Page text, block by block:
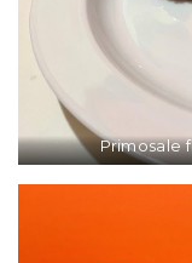
Primosale